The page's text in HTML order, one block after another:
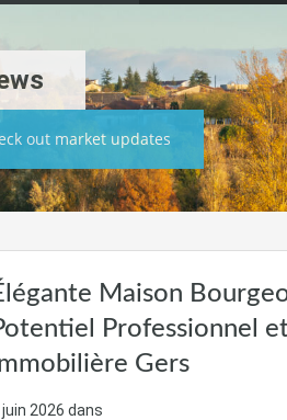
out market updates
Maison
Professionnel
Gers
juin 2026 dans